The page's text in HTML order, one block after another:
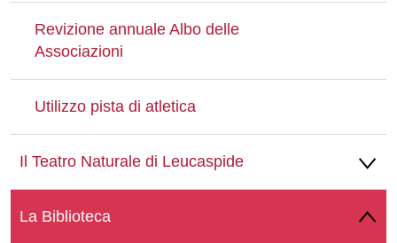
Revizione annuale Albo delle
Associazioni
Utilizzo pista di atletica
Il Teatro Naturale di Leucaspide
La Biblioteca